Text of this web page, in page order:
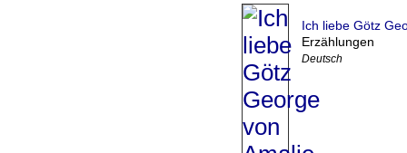
Ich liebe Götz
Erzählungen
Deutsch